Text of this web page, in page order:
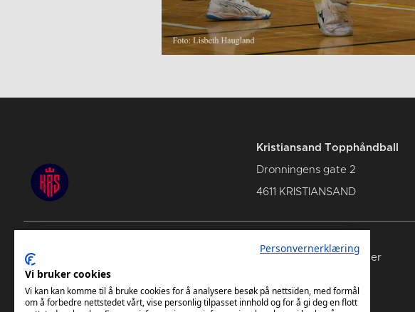
Kristiansand Topphåndball
Dronningens gate 2
4611 KRISTIANSAND
Kommende kamper
Personvernerklæring
Vi bruker cookies
Vi kan kan komme til å bruke cookies for å analysere besøk på nettsiden, med formål
om å forbedre nettstedet vårt, vise personlig tilpasset innhold og for å gi deg en flott